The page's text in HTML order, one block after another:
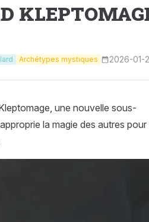
Archétypes mystiques 2026-01-
une nouvelle sous-
la magie des autres pour